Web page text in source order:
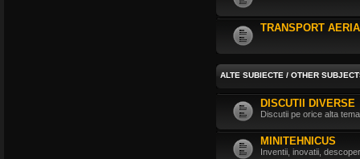
TRANSPORT
ALTE SUBIECTE / OTHER
DISCUTII DIVERSE
Discutii pe orice alta
MINITEHNICUS
Inventii, inovatii,